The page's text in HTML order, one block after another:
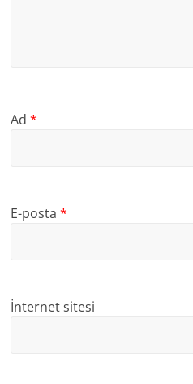
Ad*
E-posta*
İnternet sitesi